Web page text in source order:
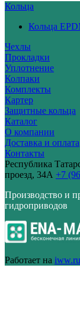
Кольца
Кольца
Чехлы
Прокладки
Уплотнение
Колпаки
Комплекты
Картер
Защитные кольца
Каталог
О компании
Доставка и оплата
Контакты
Республика
проезд, 34А +7
Производство и
гидроприводов
Работает на iww.ru